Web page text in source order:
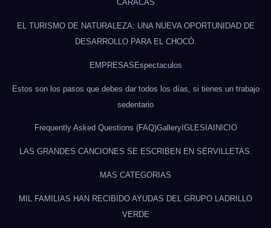
CARACAS
EL TURISMO DE NATURALEZA: UNA NUEVA OPORTUNIDAD DE
DESARROLLO PARA EL CHOCÓ.
EMPRESAS Espectaculos
Estos son los pasos que debes dar todos los días, si tienes un trabajo
sedentario
Frequently Asked Questions (FAQ)GalleryIGLESIAINICIO
LAS GRANDES CANCIONES SE ESCRIBEN EN SERVILLETAS.
MAS CATEGORIAS
MIL FAMILIAS HAN RECIBIDO AYUDAS DEL GRUPO LADRILLO
VERDE